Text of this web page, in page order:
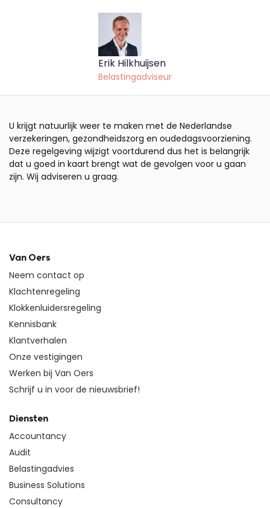
Erik Hilkhuijsen
Belastingadviseur
U krijgt natuurlijk weer te maken met de Nederlandse
verzekeringen, gezondheidszorg en oudedagsvoorziening.
Deze regelgeving wijzigt voortdurend dus het is belangrijk
dat u goed in kaart brengt wat de gevolgen voor u gaan
zijn. Wij adviseren u graag.
Van Oers
Neem contact op
Klachtenregeling
Klokkenluidersregeling
Kennisbank
Klantverhalen
Onze vestigingen
Werken bij Van Oers
Schrijf u in voor de nieuwsbrief!
Diensten
Accountancy
Audit
Belastingadvies
Business Solutions
Consultancy